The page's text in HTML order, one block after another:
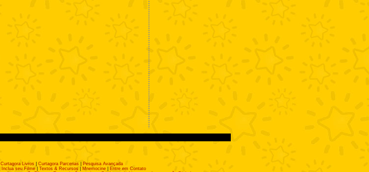
Curtagora Livros Curtagora Parcerias
Pesquisa Avançada
Inclua seu Filme| Textos & Recursos Mnemocine|
Entre em Contato